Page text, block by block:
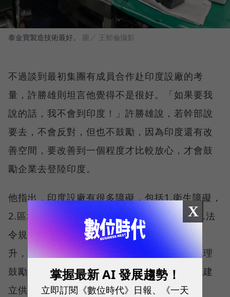
泰金寶製造技術最好。 圖／ 王郁倫攝影
不過談到最初集團有成員合作赴印度設廠的考
量，許勝雄則坦言他覺得不是很好。「如果要我
說的話，我不會到印度！」許勝雄說，若幹部說
要去，不會反對，但也不鼓勵，因為印度還有改
善空間，要改善到一個程度才比較放心，才會鼓
勵企業去登陸印度。
他指出，印度設廠有很多障礙，包括1.衛生障礙，
2.區域互相流動機制很低，3.語言4運作方式5.法
令規定，除非上述條件改變，地方政府效率提
升，或許比較成熟，不可否認印度有優勢，總理
鼓勵製造促進經濟發展，國際大廠逐漸在當地建
立供應鏈，但這都不是他重視的關鍵。
X
掌握最新 AI 發展趨勢！
立即訂閱《數位時代》日報、《一天